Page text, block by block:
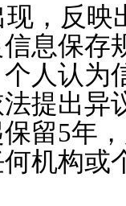
，反映
息保存
人认为
提出异
留5年
机构或